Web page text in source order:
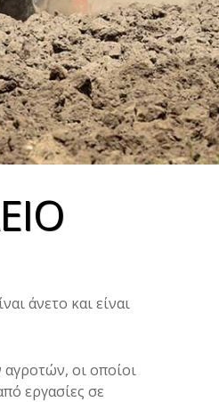
άνετο και είναι
αγροτών, οι οποίοι
εργασίες σε